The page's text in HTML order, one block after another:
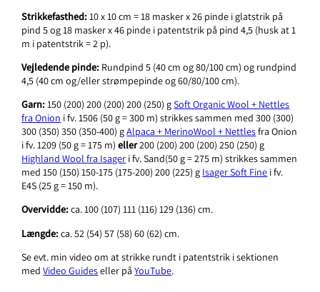
q
u
a
t
i
t
y
Strikkefasthed:10 x 10 cm = 18 masker x 26 pinde i glatstrik på
pind 5 og 18 masker x 46 pinde i patentstrik på pind 4,5 (husk at 1
m i patentstrik = 2 p).
Vejledende pinde: Rundpind 5 (40 cm og 80/100 cm) og rundpind
4,5 (40 cm og/eller strømpepinde og 60/80/100 cm).
Garn:150 (200) 200 (200) 200 (250) gSoft Organic Wool + Nettles
fra Onion i fv. 1506 (50 g = 300 m) strikkes sammen med 300 (300)
300 (350) 350 (350-400) gAlpaca + MerinoWool + Nettlesfra Onion
i fv. 1209 (50 g = 175 m)eller200 (200) 200 (200) 250 (250) g
Highland Wool fra Isager i fv. Sand(50 g = 275 m) strikkes sammen
med 150 (150) 150-175 (175-200) 200 (225) g Isager Soft Fine i fv.
E4S (25 g = 150 m).
Overvidde:ca. 100 (107) 111 (116) 129 (136) cm.
Længde:ca. 52 (54) 57 (58) 60 (62) cm.
Se evt. min video om at strikke rundt i patentstrik i sektionen
medVideo Guideseller påYouTube.